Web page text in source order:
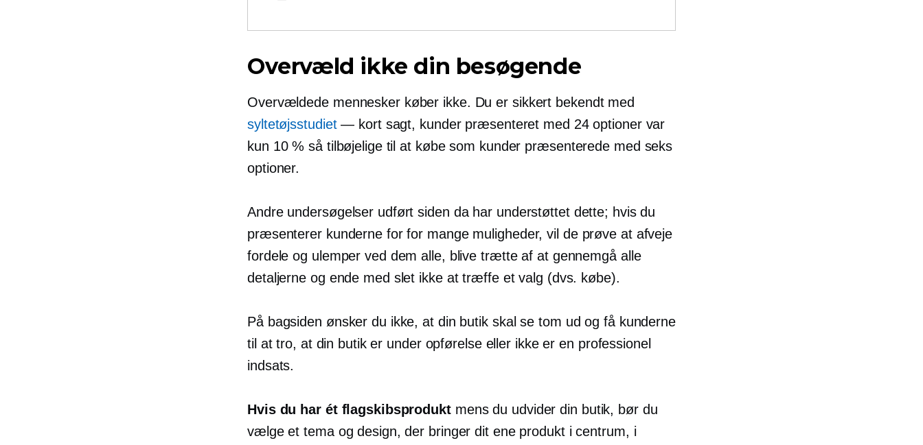
Overvæld ikke din besøgende
Overvældede mennesker køber ikke. Du er sikkert bekendt med
syltetøjsstudiet— kort sagt, kunder præsenteret med 24 optioner var
kun 10 % så tilbøjelige til at købe som kunder præsenterede med seks
optioner.
Andre undersøgelser udført siden da har understøttet dette; hvis du
præsenterer kunderne for for mange muligheder, vil de prøve at afveje
fordele og ulemper ved dem alle, blive trætte af at gennemgå alle
detaljerne og ende med slet ikke at træffe et valg (dvs. købe).
På bagsiden ønsker du ikke, at din butik skal se tom ud og få kunderne
til at tro, at din butik er under opførelse eller ikke er en professionel
indsats.
Hvis du har ét flagskibsproduktmens du udvider din butik, bør du
vælge et tema og design, der bringer dit ene produkt i centrum, i